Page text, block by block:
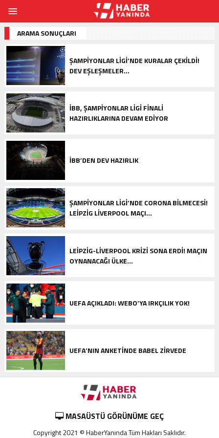
ARAMA SONUÇLARI
ŞAMPIYONLAR LIGI’NDE KURALAR ÇEKILDI!
DEV EŞLEŞMELER…
İBB, ŞAMPIYONLAR LIGI FINALI
HAZIRLIKLARINA DEVAM EDIYOR
İBB’DEN DEV HAZIRLIK
ŞAMPIYONLAR LIGI’NDE CORONA BILMECESI!
LEIPZIG LIVERPOOL MAÇI…
LEIPZIG-LIVERPOOL KRIZI SONA ERDI! MAÇIN
OYNANACAĞI ÜLKE…
UEFA AÇIKLADI: WEBO’YA IRKÇILIK YOK!
UEFA’NIN ANKETINDE BABEL ZIRVEDE
MASAÜSTÜ GÖRÜNÜME GEÇ
Copyright 2021 © HaberYanında Tüm Hakları Saklıdır.